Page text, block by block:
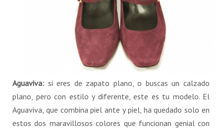
Aguaviva: si eres de zapato plano, o buscas un calzado
plano, pero con estilo y diferente, este es tu modelo. El
Aguaviva, que combina piel ante y piel, ha quedado solo en
estos dos maravillosos colores que funcionan genial con